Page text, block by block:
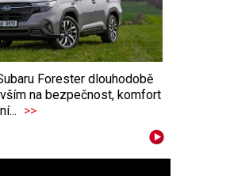
Forester dlouhodobě
na bezpečnost, komfort
>>